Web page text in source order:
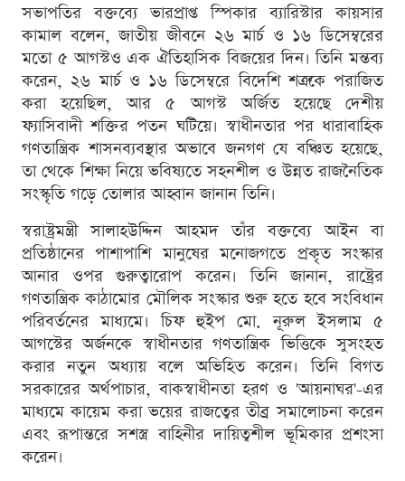
সভাপতির বক্তব্যে ভারপ্রাপ্ত স্পিকার ব্যারিস্টার কায়সার
কামাল বলেন, জাতীয় জীবনে ২৬ মার্চ ও ১৬ ডিসেম্বরের
মতো ৫ আগস্টও এক ঐতিহাসিক বিজয়ের দিন। তিনি মন্তব্য
করেন, ২৬ মার্চ ও ১৬ ডিসেম্বরে বিদেশি শত্রুকে পরাজিত
করা হয়েছিল, আর ৫ আগস্ট অর্জিত হয়েছে দেশীয়
ফ্যাসিবাদী শক্তির পতন ঘটিয়ে। স্বাধীনতার পর ধারাবাহিক
গণতান্ত্রিক শাসনব্যবস্থার অভাবে জনগণ যে বঞ্চিত হয়েছে,
তা থেকে শিক্ষা নিয়ে ভবিষ্যতে সহনশীল ও উন্নত রাজনৈতিক
সংস্কৃতি গড়ে তোলার আহ্বান জানান তিনি।
স্বরাষ্ট্রমন্ত্রী সালাহউদ্দিন আহমদ তাঁর বক্তব্যে আইন বা
প্রতিষ্ঠানের পাশাপাশি মানুষের মনোজগতে প্রকৃত সংস্কার
আনার ওপর গুরুত্বারোপ করেন। তিনি জানান, রাষ্ট্রের
গণতান্ত্রিক কাঠামোর মৌলিক সংস্কার শুরু হতে হবে সংবিধান
পরিবর্তনের মাধ্যমে। চিফ হুইপ মো. নূরুল ইসলাম ৫
আগস্টের অর্জনকে স্বাধীনতার গণতান্ত্রিক ভিত্তিকে সুসংহত
করার নতুন অধ্যায় বলে অভিহিত করেন। তিনি বিগত
সরকারের অর্থপাচার, বাকস্বাধীনতা হরণ ও 'আয়নাঘর'-এর
মাধ্যমে কায়েম করা ভয়ের রাজত্বের তীব্র সমালোচনা করেন
এবং রূপান্তরে সশস্ত্র বাহিনীর দায়িত্বশীল ভূমিকার প্রশংসা
করেন।